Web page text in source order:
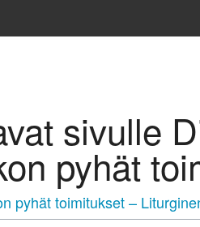
sivulle
pyhät
pyhät toimitukset –